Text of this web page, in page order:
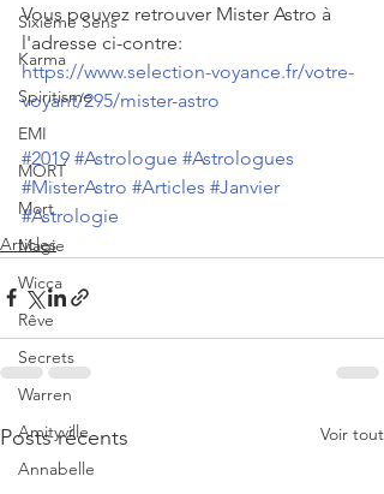
Sixième Sens
Karma
Spiritisme
EMI
MORT
Mort
Magie
Wicca
Rêve
Secrets
Warren
Amityville
Annabelle
Vous pouvez retrouver Mister Astro à
l'adresse ci-contre:
https://www.selection-voyance.fr/votre-
voyant/295/mister-astro
#2019 #Astrologue #Astrologues
#MisterAstro #Articles #Janvier
#Astrologie
Articles
Posts récents Voir tout